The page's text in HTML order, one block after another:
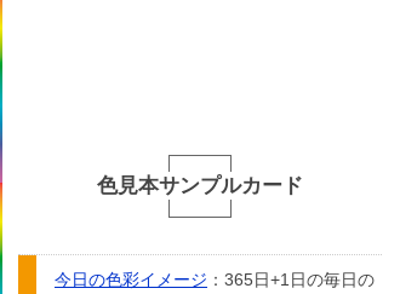
色見本サンプルカード
今日の色彩イメージ ：365日+1日の毎日の